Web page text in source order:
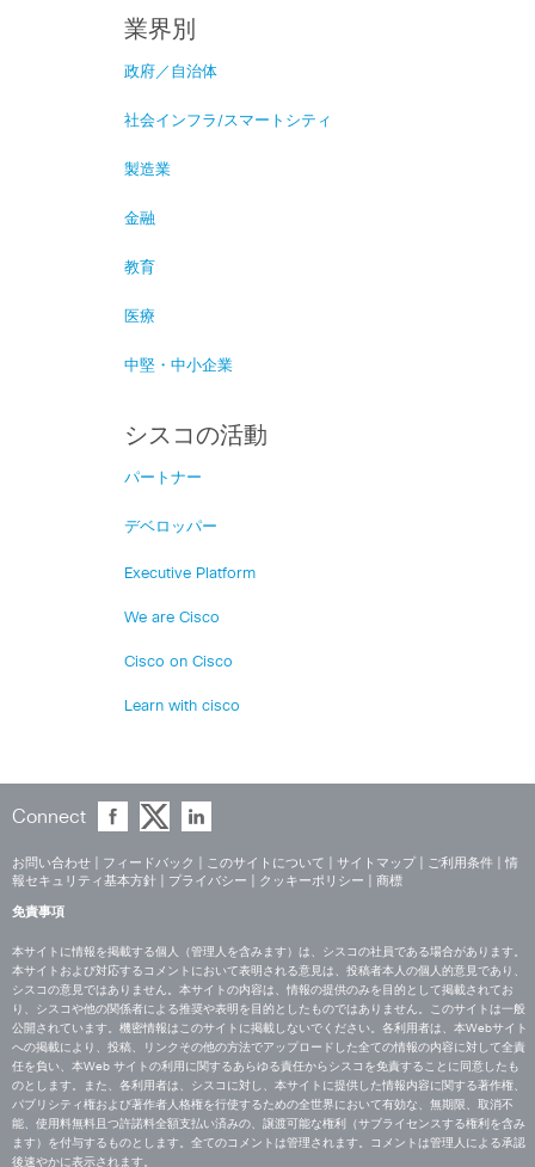
業界別
政府／自治体
社会インフラ/スマートシティ
製造業
金融
教育
医療
中堅・中小企業
シスコの活動
パートナー
デベロッパー
Executive Platform
We are Cisco
Cisco on Cisco
Learn with cisco
Connect
お問い合わせ フィードバック このサイトについて サイトマップ ご利用条件
情
報セキュリティ基本方針
プライバシー クッキーポリシー 商標
免責事項
本サイトに情報を掲載する個人（管理人を含みます）は、シスコの社員である場合があります。
本サイトおよび対応するコメントにおいて表明される意見は、投稿者本人の個人的意見であり、
シスコの意見ではありません。本サイトの内容は、情報の提供のみを目的として掲載されてお
り、シスコや他の関係者による推奨や表明を目的としたものではありません。このサイトは一般
公開されています。機密情報はこのサイトに掲載しないでください。各利用者は、本Webサイト
への掲載により、投稿、リンクその他の方法でアップロードした全ての情報の内容に対して全責
任を負い、本Web サイトの利用に関するあらゆる責任からシスコを免責することに同意したも
のとします。また、各利用者は、シスコに対し、本サイトに提供した情報内容に関する著作権、
パブリシティ権および著作者人格権を行使するための全世界において有効な、無期限、取消不
能、使用料無料且つ許諾料全額支払い済みの、譲渡可能な権利（サブライセンスする権利を含み
ます）を付与するものとします。全てのコメントは管理されます。コメントは管理人による承認
後速やかに表示されます。